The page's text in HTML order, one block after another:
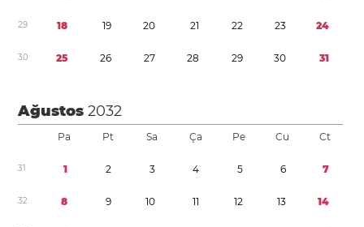
29 18 19 20 21 22 23 24
30 25 26 27 28 29 30 31
Ağustos2032
Pa Pt Sa Ça Pe Cu Ct
31 1 2 3 4 5 6 7
32 8 9 10 11 12 13 14